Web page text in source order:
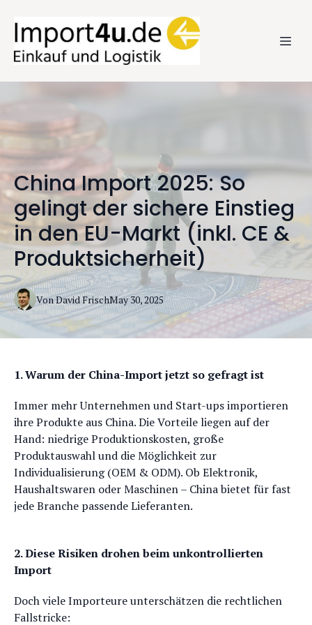
China Import 2025: So
gelingt der sichere Einstieg
in den EU-Markt (inkl. CE &
Produktsicherheit)
May 30, 2025
VonDavidFrisch
1. Warum der China-Import jetzt so gefragt ist
Immer mehr Unternehmen und Start-ups importieren
ihre Produkte aus China. Die Vorteile liegen auf der
Hand: niedrige Produktionskosten, große
Produktauswahl und die Möglichkeit zur
Individualisierung (OEM & ODM). Ob Elektronik,
Haushaltswaren oder Maschinen – China bietet für fast
jede Branche passende Lieferanten.
2. Diese Risiken drohen beim unkontrollierten
Import
Doch viele Importeure unterschätzen die rechtlichen
Fallstricke: